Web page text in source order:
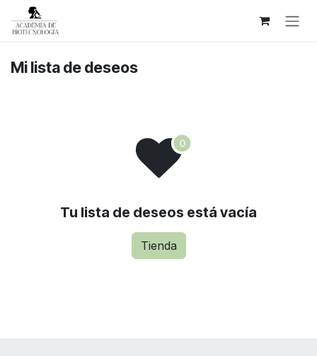
Ir al contenido
Mi lista de deseos
Tu lista de deseos está vacía
Tienda